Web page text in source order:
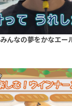
みんなの夢をかなエー